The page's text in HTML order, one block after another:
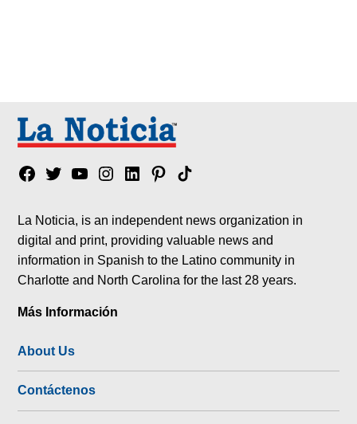
Facebook
TwitterYouTubeInstagram
LinkedinPinterest
Tik
La Noticia, is an independent news organization in
digital and print, providing valuable news and
information in Spanish to the Latino community in
Charlotte and North Carolina for the last 28 years.
Más Información
About Us
Contáctenos